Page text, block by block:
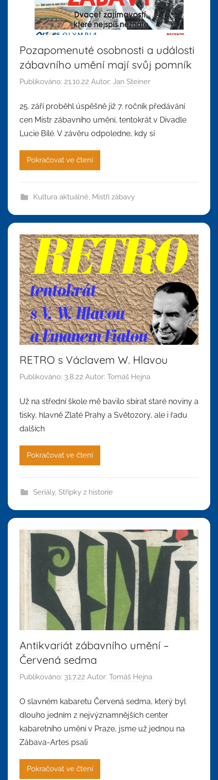
Pozapomenuté osobnosti a události
zábavního umění mají svůj pomník
Publikováno: 21.10.22 Autor: Jan Steiner
25. září proběhl úspěšně již 7. ročník předávání
cen Mistr zábavního umění, tentokrát v Divadle
Lucie Bílé. V závěru odpoledne, kdy si
Pokračovat ve čtení
Kultura aktuálně, Mistři zábavy
RETRO s Václavem W. Hlavou
Publikováno: 3.8.22 Autor: Tomáš Hejna
Už na střední škole mě bavilo sbírat staré noviny a
tisky, hlavně Zlaté Prahy a Světozory, ale i řadu
dalších
Pokračovat ve čtení
Seriály, Střípky z historie
Antikvariát zábavního umění –
Červená sedma
Publikováno: 31.7.22 Autor: Tomáš Hejna
O slavném kabaretu Červená sedma, který byl
dlouho jedním z nejvýznamnějších center
kabaretního umění v Praze, jsme už jednou na
Zábava-Artes psali
Pokračovat ve čtení